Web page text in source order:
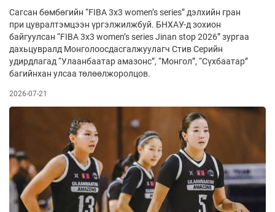
Сагсан бөмбөгийн “FIBA 3x3 women’s series” дэлхийн гран
при цувралтэмцээн үргэлжилжбуй. БНХАУ-д зохион
байгуулсан “FIBA 3x3 women’s series Jinan stop 2026” зургаа
дахьцувралд Монголоосдасгалжуулагч Стив Серийн
удирдлагад “Улаанбаатар амазонс”, “Монгол”, “Сүхбаатар”
багийнхан улсаа төлөөлжоролцов.
2026-07-21